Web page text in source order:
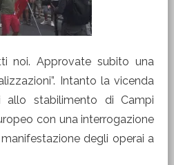
noi. Approvate subito una
Intanto la vicenda
allo stabilimento di Campi
con una interrogazione
degli operai a